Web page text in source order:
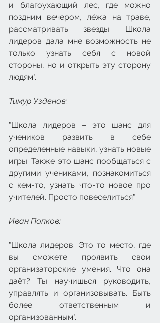
и благоухающий лес, где можно
поздним вечером, лёжа на траве,
рассматривать звезды. Школа
лидеров дала мне возможность не
только узнать себя с новой
стороны, но и открыть эту сторону
людям".
Тимур Узденов:
"Школа лидеров – это шанс для
учеников развить в себе
определенные навыки, узнать новые
игры. Также это шанс пообщаться с
другими учениками, познакомиться
с кем-то, узнать что-то новое про
учителей. Просто повеселиться".
Иван Попков:
"Школа лидеров. Это то место, где
вы сможете проявить свои
организаторские умения. Что она
даёт? Ты научишься руководить,
управлять и организовывать. Быть
более ответственным и
организованным".